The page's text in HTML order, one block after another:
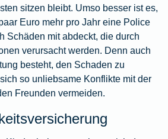
sitzen bleibt. Umso besser ist es,
Euro mehr pro Jahr eine Police
Schäden mit abdeckt, die durch
verursacht werden. Denn auch
besteht, den Schaden zu
so unliebsame Konflikte mit der
Freunden vermeiden.